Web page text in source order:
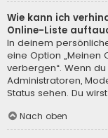
Wie kann ich
Online-Liste
In deinem
eine Option „Meinen
verbergen“. Wenn
Administratoren,
Status sehen. Du
Nach oben